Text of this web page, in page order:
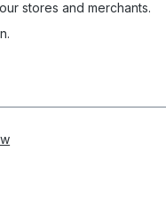
stores and merchants.